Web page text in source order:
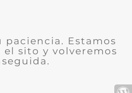
paciencia. Estamos
sito y volveremos